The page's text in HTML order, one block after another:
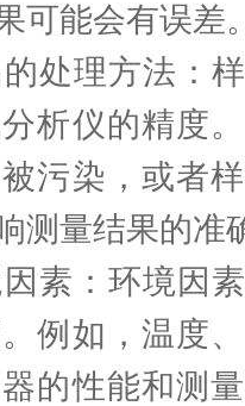
可能会有误差
理方法：样
析仪的精度
污染，或者
测量结果的准
：环境因素
例如，温度
的性能和测